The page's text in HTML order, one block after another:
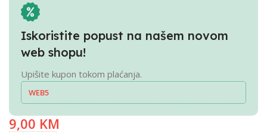
Iskoristite popust na našem novom
web shopu!
Upišite kupon tokom plaćanja.
WEB5
9,00 KM